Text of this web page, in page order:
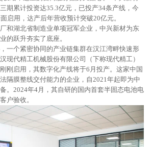
期累计投资达35.3亿元，已投产34条产线，今
启用，达产后年营收预计突破20亿元。
和湖北省制造业单项冠军企业，中兴新材为东
的跃升夯实了底座。
一个紧密协同的产业链集群在汉江湾畔快速形
现代精工机械股份有限公司（下称现代精工）
刚启用，其数字化产线将于6月投产。这家中国
隔膜整线交付能力的企业，自2021年起即为中
。2024年4月，其自研的国内首套半固态电池电
户验收。